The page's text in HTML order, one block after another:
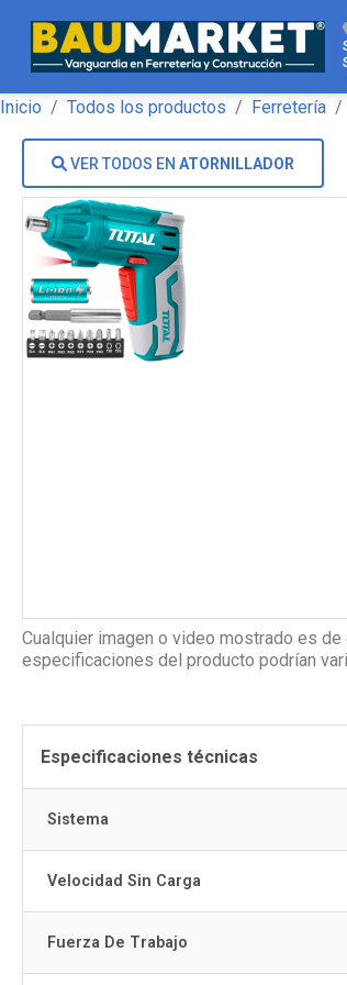
Inicio Todos los productos Ferretería
VER TODOS EN ATORNILLADOR
Cualquier imagen o video mostrado es
especificaciones del producto podrían
Especificaciones técnicas
Sistema
Velocidad Sin Carga
Fuerza De Trabajo